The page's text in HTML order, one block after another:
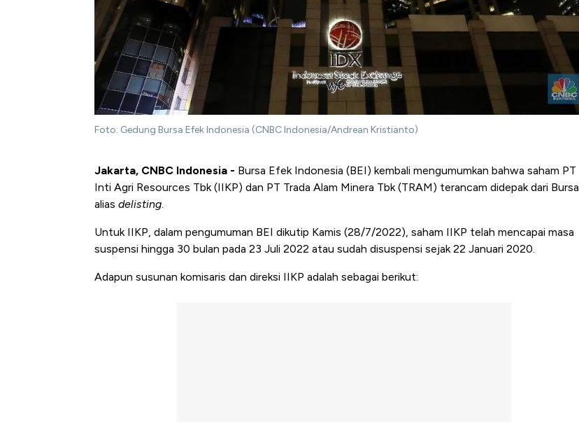
Foto: Gedung Bursa Efek Indonesia (CNBC Indonesia/Andrean Kristianto)
Jakarta, CNBC Indonesia - Bursa Efek Indonesia (BEI) kembali mengumumkan bahwa saham PT
Inti Agri Resources Tbk (IIKP) dan PT Trada Alam Minera Tbk (TRAM) terancam didepak dari Bursa
alias delisting.
Untuk IIKP, dalam pengumuman BEI dikutip Kamis (28/7/2022), saham IIKP telah mencapai masa
suspensi hingga 30 bulan pada 23 Juli 2022 atau sudah disuspensi sejak 22 Januari 2020.
Adapun susunan komisaris dan direksi IIKP adalah sebagai berikut: